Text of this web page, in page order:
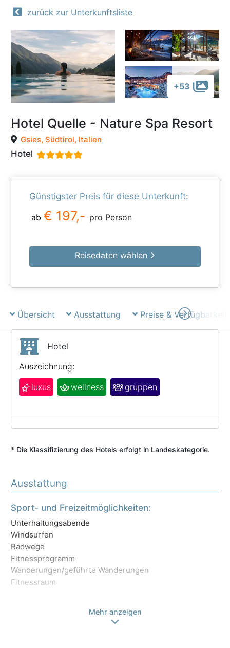
zurück zur Unterkunftsliste
+53
Hotel Quelle - Nature Spa Resort
Gsies, Südtirol, Italien
Hotel
Günstigster Preis für diese Unterkunft:
ab € 197,- pro Person
Reisedaten wählen
Übersicht Ausstattung Preise & Verfügbarkeit
Hotel
Auszeichnung:
luxus
wellness gruppen
* Die Klassifizierung des Hotels erfolgt in Landeskategorie.
Ausstattung
Sport- und Freizeitmöglichkeiten:
Unterhaltungsabende
Windsurfen
Radwege
Fitnessprogramm
Wanderungen/geführte Wanderungen
Fitnessraum
Mehr anzeigen